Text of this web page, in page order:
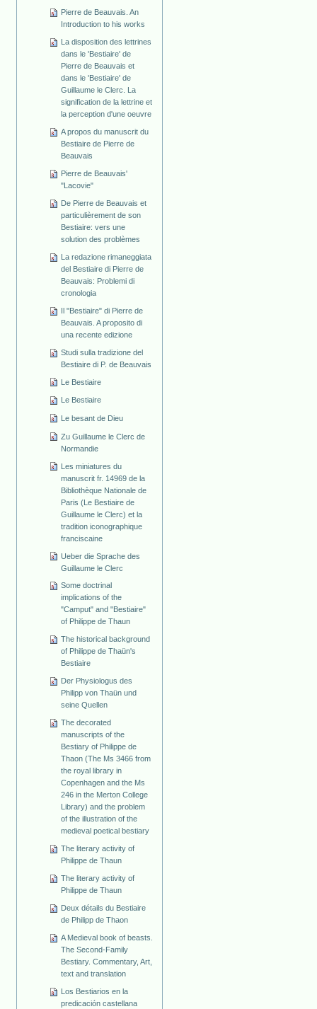
Pierre de Beauvais. An
Introduction to his works
La disposition des lettrines
dans le 'Bestiaire' de
Pierre de Beauvais et
dans le 'Bestiaire' de
Guillaume le Clerc. La
signification de la lettrine et
la perception d'une oeuvre
A propos du manuscrit du
Bestiaire de Pierre de
Beauvais
Pierre de Beauvais'
"Lacovie"
De Pierre de Beauvais et
particulièrement de son
Bestiaire: vers une
solution des problèmes
La redazione rimaneggiata
del Bestiaire di Pierre de
Beauvais: Problemi di
cronologia
Il "Bestiaire" di Pierre de
Beauvais. A proposito di
una recente edizione
Studi sulla tradizione del
Bestiaire di P. de Beauvais
Le Bestiaire
Le Bestiaire
Le besant de Dieu
Zu Guillaume le Clerc de
Normandie
Les miniatures du
manuscrit fr. 14969 de la
Bibliothèque Nationale de
Paris (Le Bestiaire de
Guillaume le Clerc) et la
tradition iconographique
franciscaine
Ueber die Sprache des
Guillaume le Clerc
Some doctrinal
implications of the
"Camput" and "Bestiaire"
of Philippe de Thaun
The historical background
of Philippe de Thaün's
Bestiaire
Der Physiologus des
Philipp von Thaün und
seine Quellen
The decorated
manuscripts of the
Bestiary of Philippe de
Thaon (The Ms 3466 from
the royal library in
Copenhagen and the Ms
246 in the Merton College
Library) and the problem
of the illustration of the
medieval poetical bestiary
The literary activity of
Philippe de Thaun
The literary activity of
Philippe de Thaun
Deux détails du Bestiaire
de Philipp de Thaon
A Medieval book of beasts.
The Second-Family
Bestiary. Commentary, Art,
text and translation
Los Bestiarios en la
predicación castellana